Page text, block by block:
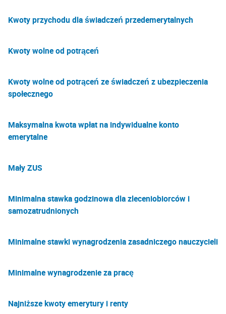
Kwoty przychodu dla świadczeń przedemerytalnych
Kwoty wolne od potrąceń
Kwoty wolne od potrąceń ze świadczeń z ubezpieczenia
społecznego
Maksymalna kwota wpłat na indywidualne konto
emerytalne
Mały ZUS
Minimalna stawka godzinowa dla zleceniobiorców i
samozatrudnionych
Minimalne stawki wynagrodzenia zasadniczego nauczycieli
Minimalne wynagrodzenie za pracę
Najniższe kwoty emerytury i renty